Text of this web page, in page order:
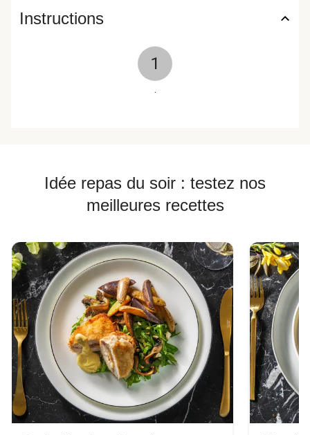
Instructions
1
.
Idée repas du soir : testez nos
meilleures recettes